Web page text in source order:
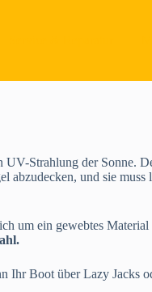
Strahlung der Sonne.
abzudecken, und sie
um ein gewebtes
Ihr Boot über Lazy Jacks